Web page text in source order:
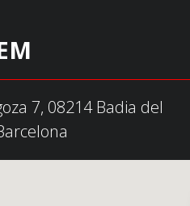
7, 08214 Badia del